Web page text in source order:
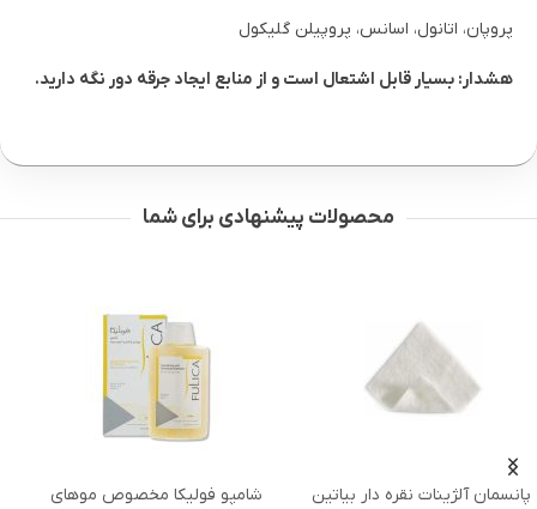
پروپان، اتانول، اسانس، پروپیلن گلیکول
هشدار: بسیار قابل اشتعال است و از منابع ایجاد جرقه دور نگه دارید.
محصولات پیشنهادی برای شما
آلژینات نقره دار بیاتین
شامپو فولیکا مخصوص موهای